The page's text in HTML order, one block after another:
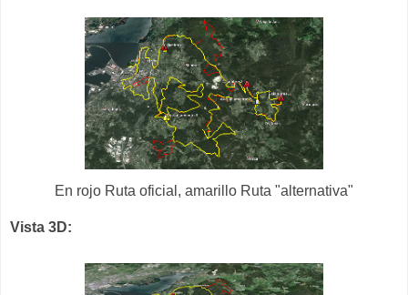
En rojo Ruta oficial, amarillo Ruta "alternativa"
Vista 3D: